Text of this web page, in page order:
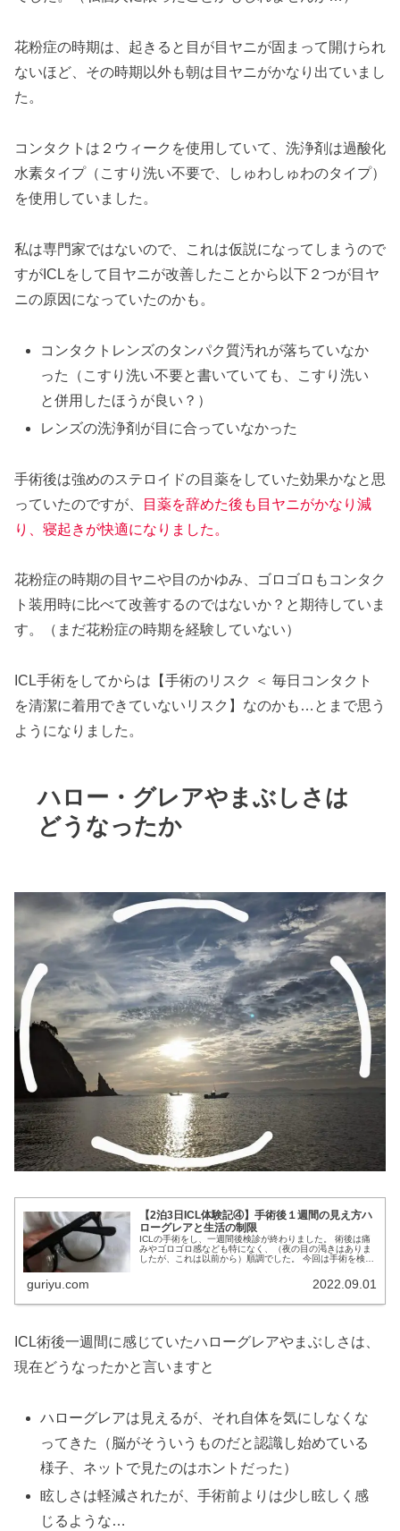
花粉症の時期は、起きると目が目ヤニが固まって開けられ
ないほど、その時期以外も朝は目ヤニがかなり出ていまし
た。
コンタクトは２ウィークを使用していて、洗浄剤は過酸化
水素タイプ（こすり洗い不要で、しゅわしゅわのタイプ）
を使用していました。
私は専門家ではないので、これは仮説になってしまうので
すがICLをして目ヤニが改善したことから以下２つが目ヤ
ニの原因になっていたのかも。
コンタクトレンズのタンパク質汚れが落ちていなか
った（こすり洗い不要と書いていても、こすり洗い
と併用したほうが良い？）
レンズの洗浄剤が目に合っていなかった
手術後は強めのステロイドの目薬をしていた効果かなと思
っていたのですが、
目薬を辞めた後も目ヤニがかなり減
り、寝起きが快適になりました。
花粉症の時期の目ヤニや目のかゆみ、ゴロゴロもコンタク
ト装用時に比べて改善するのではないか？と期待していま
す。（まだ花粉症の時期を経験していない）
ICL手術をしてからは【手術のリスク ＜ 毎日コンタクト
を清潔に着用できていないリスク】なのかも…とまで思う
ようになりました。
ハロー・グレアやまぶしさは
どうなったか
【2泊3日ICL体験記④】手術後１週間の見え方ハ
ローグレアと生活の制限
ICLの手術をし、一週間後検診が終わりました。 術後は痛
みやゴロゴロ感なども特になく、（夜の目の渇きはありま
したが、これは以前から）順調でした。 今回は手術を検討
guriyu.com 2022.09.01
ICL術後一週間に感じていたハローグレアやまぶしさは、
現在どうなったかと言いますと
ハローグレアは見えるが、それ自体を気にしなくな
ってきた（脳がそういうものだと認識し始めている
様子、ネットで見たのはホントだった）
眩しさは軽減されたが、手術前よりは少し眩しく感
じるような…